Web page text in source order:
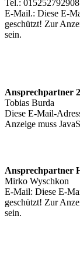
Tel.: 015252792908
E-Mail.: Diese E-
geschützt! Zur
sein.
Ansprechpartner
Tobias Burda
Diese E-Mail-
Anzeige muss
Ansprechpartner
Mirko Wyschkon
E-Mail: Diese E-
geschützt! Zur
sein.